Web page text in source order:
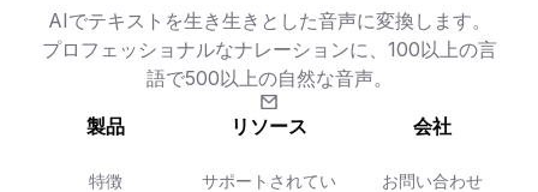
AIでテキストを生き生きとした音声に変換します。
プロフェッショナルなナレーションに、100以上の言
語で500以上の自然な音声。
製品
特徴
リソース
サポートされてい
会社
お問い合わせ